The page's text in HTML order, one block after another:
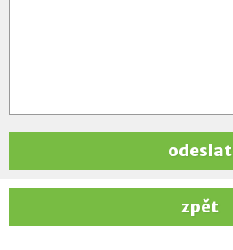
odeslat
zpět